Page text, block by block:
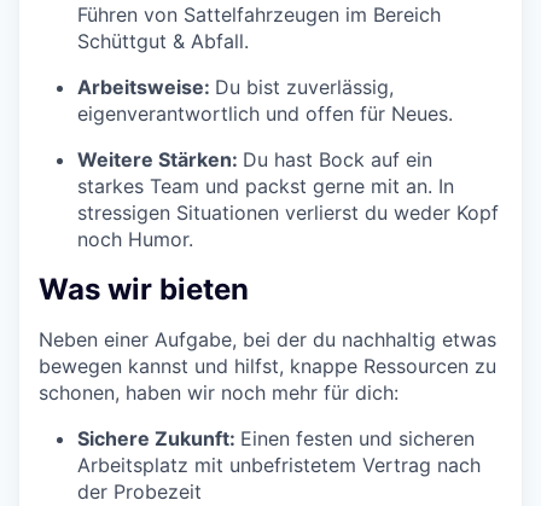
Führen von Sattelfahrzeugen im Bereich
Schüttgut & Abfall.
Arbeitsweise: Du bist zuverlässig,
eigenverantwortlich und offen für Neues.
Weitere Stärken: Du hast Bock auf ein
starkes Team und packst gerne mit an. In
stressigen Situationen verlierst du weder Kopf
noch Humor.
Was wir bieten
Neben einer Aufgabe, bei der du nachhaltig etwas
bewegen kannst und hilfst, knappe Ressourcen zu
schonen, haben wir noch mehr für dich:
Sichere Zukunft: Einen festen und sicheren
Arbeitsplatz mit unbefristetem Vertrag nach
der Probezeit